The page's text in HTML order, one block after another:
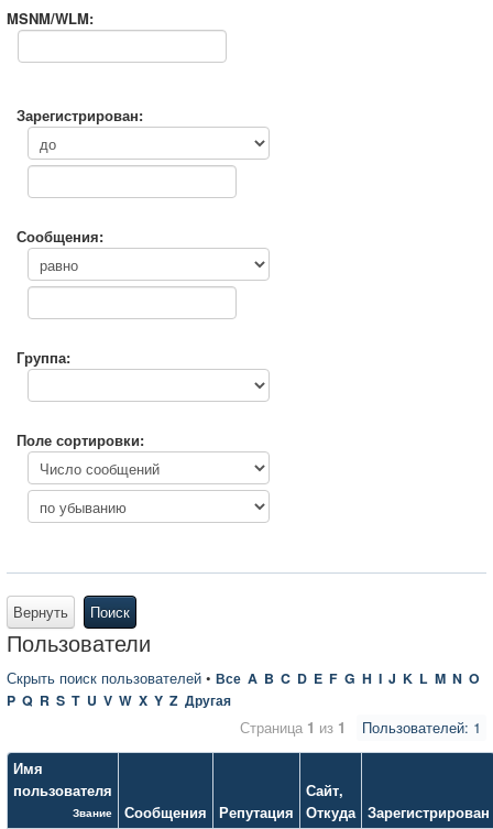
MSNM/WLM:
Зарегистрирован:
Сообщения:
Группа:
Поле сортировки:
Вернуть Поиск
Пользователи
Скрыть поиск пользователей • Все A B C D E F G H I J K L M N O
P Q R S T U V W X Y Z Другая
Пользователей: 1
Страница 1 из 1
Имя
пользователя
Звание Сообщения Репутация
Сайт,
Откуда Зарегистрирован